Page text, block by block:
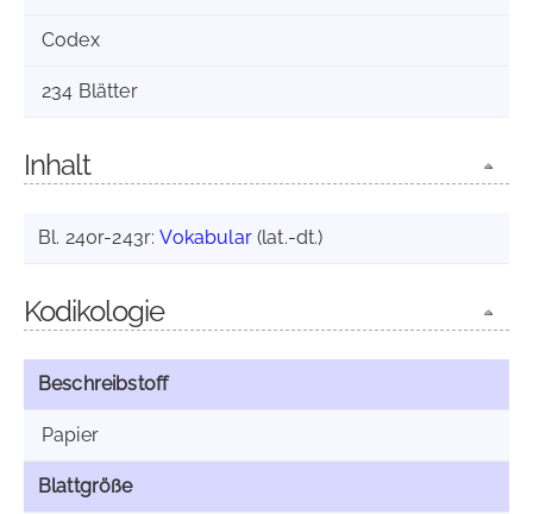
Codex
234 Blätter
Inhalt
Bl. 240r-243r:Vokabular(lat.-dt.)
Kodikologie
Beschreibstoff
Papier
Blattgröße